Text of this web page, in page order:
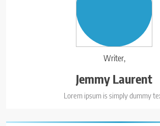
Writer,
Jemmy Laurent
Lorem ipsum is simply dummy